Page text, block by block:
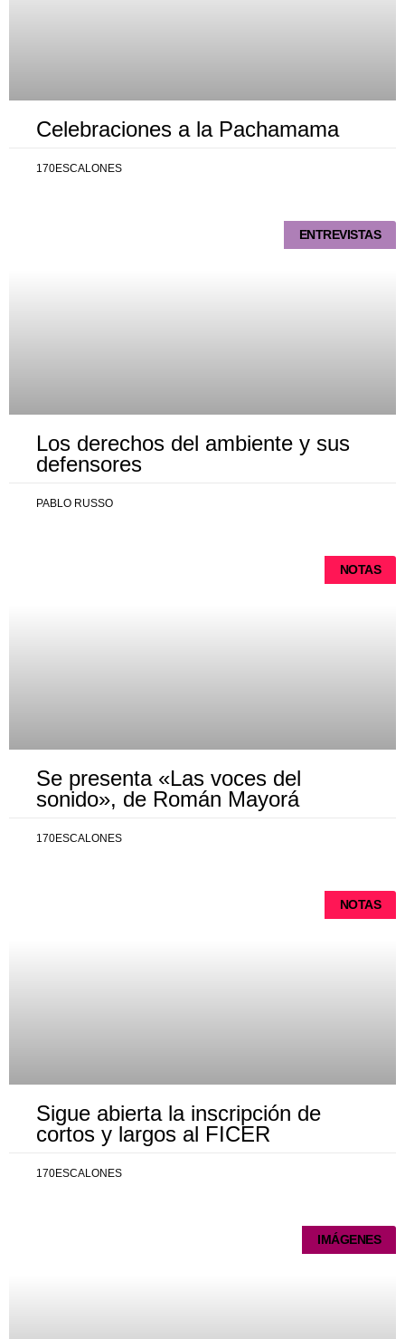
Celebraciones a la Pachamama
170ESCALONES
ENTREVISTAS
Los derechos del ambiente y sus
defensores
PABLO RUSSO
NOTAS
Se presenta «Las voces del
sonido», de Román Mayorá
170ESCALONES
NOTAS
Sigue abierta la inscripción de
cortos y largos al FICER
170ESCALONES
IMÁGENES